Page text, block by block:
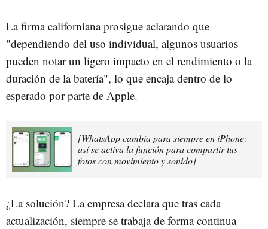
La firma californiana prosigue aclarando que
"dependiendo del uso individual, algunos usuarios
pueden notar un ligero impacto en el rendimiento o la
duración de la batería", lo que encaja dentro de lo
esperado por parte de Apple.
[WhatsApp cambia para siempre en iPhone:
así se activa la función para compartir tus
fotos con movimiento y sonido]
¿La solución? La empresa declara que tras cada
actualización, siempre se trabaja de forma continua